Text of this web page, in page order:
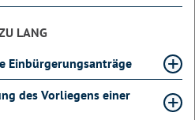
LANG
Einbürgerungsanträge
des Vorliegens einer